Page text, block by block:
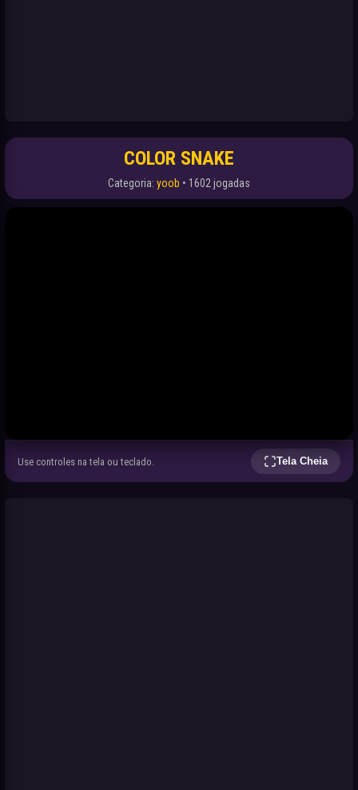
COLOR SNAKE
Categoria: yoob • 1602 jogadas
Use controles na tela ou teclado. Tela Cheia